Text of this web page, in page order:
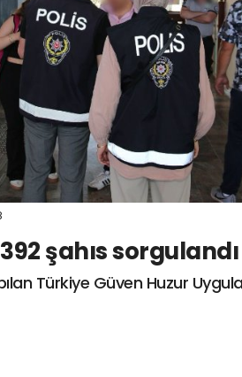
şahıs sorgulandı
Türkiye Güven Huzur